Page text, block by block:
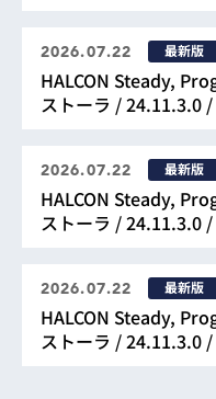
2026.07.22 最新版
HALCON Steady,
ストーラ / 24.11.3.0
2026.07.22 最新版
HALCON Steady,
ストーラ / 24.11.3.0
2026.07.22 最新版
HALCON Steady,
ストーラ / 24.11.3.0